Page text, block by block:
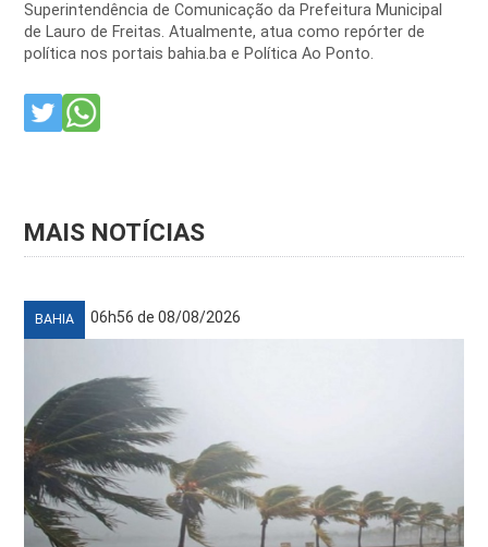
Superintendência de Comunicação da Prefeitura Municipal
de Lauro de Freitas. Atualmente, atua como repórter de
política nos portais bahia.ba e Política Ao Ponto.
MAIS NOTÍCIAS
BAHIA 06h56 de 08/08/2026